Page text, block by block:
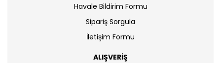
Havale Bildirim Formu
Sipariş Sorgula
İletişim Formu
ALIŞVERİŞ